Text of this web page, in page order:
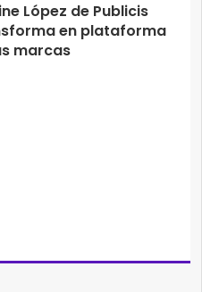
López de Publicis
en plataforma
marcas